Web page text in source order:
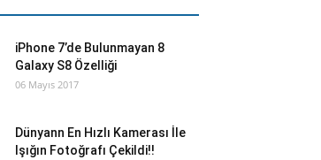
iPhone 7’de Bulunmayan 8
Galaxy S8 Özelliği
06 Mayıs 2017
Dünyann En Hızlı Kamerası İle
Işığın Fotoğrafı Çekildi!!